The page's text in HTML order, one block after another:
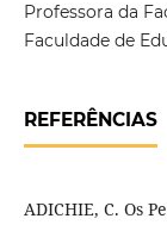
Professora da
Faculdade de
REFERÊNCIAS
ADICHIE, C. Os